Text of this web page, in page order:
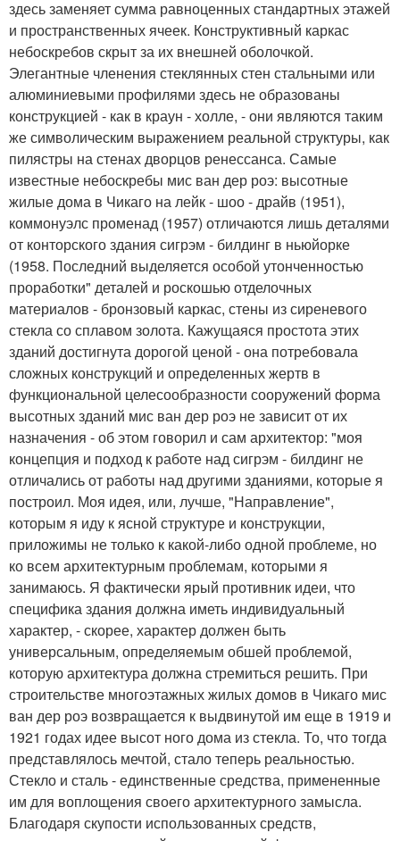
здесь заменяет сумма равноценных стандартных этажей
и пространственных ячеек. Конструктивный каркас
небоскребов скрыт за их внешней оболочкой.
Элегантные членения стеклянных стен стальными или
алюминиевыми профилями здесь не образованы
конструкцией - как в краун - холле, - они являются таким
же символическим выражением реальной структуры, как
пилястры на стенах дворцов ренессанса. Самые
известные небоскребы мис ван дер роэ: высотные
жилые дома в Чикаго на лейк - шоо - драйв (1951),
коммонуэлс променад (1957) отличаются лишь деталями
от конторского здания сигрэм - билдинг в ньюйорке
(1958. Последний выделяется особой утонченностью
проработки" деталей и роскошью отделочных
материалов - бронзовый каркас, стены из сиреневого
стекла со сплавом золота. Кажущаяся простота этих
зданий достигнута дорогой ценой - она потребовала
сложных конструкций и определенных жертв в
функциональной целесообразности сооружений форма
высотных зданий мис ван дер роэ не зависит от их
назначения - об этом говорил и сам архитектор: "моя
концепция и подход к работе над сигрэм - билдинг не
отличались от работы над другими зданиями, которые я
построил. Моя идея, или, лучше, "Направление",
которым я иду к ясной структуре и конструкции,
приложимы не только к какой-либо одной проблеме, но
ко всем архитектурным проблемам, которыми я
занимаюсь. Я фактически ярый противник идеи, что
специфика здания должна иметь индивидуальный
характер, - скорее, характер должен быть
универсальным, определяемым обшей проблемой,
которую архитектура должна стремиться решить. При
строительстве многоэтажных жилых домов в Чикаго мис
ван дер роэ возвращается к выдвинутой им еще в 1919 и
1921 годах идее высот ного дома из стекла. То, что тогда
представлялось мечтой, стало теперь реальностью.
Стекло и сталь - единственные средства, примененные
им для воплощения своего архитектурного замысла.
Благодаря скупости использованных средств,